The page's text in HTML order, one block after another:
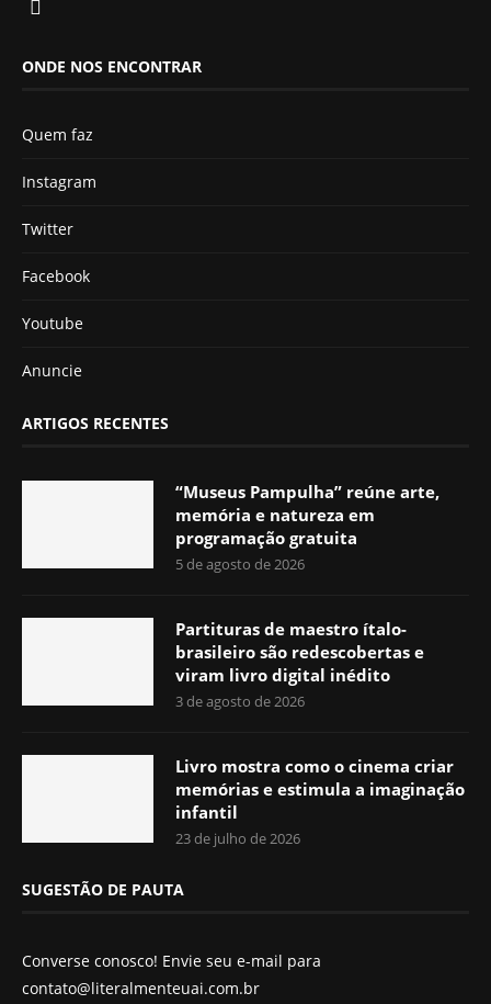
ONDE NOS ENCONTRAR
Quem faz
Instagram
Twitter
Facebook
Youtube
Anuncie
ARTIGOS RECENTES
“Museus Pampulha” reúne arte,
memória e natureza em
programação gratuita
5 de agosto de 2026
Partituras de maestro ítalo-
brasileiro são redescobertas e
viram livro digital inédito
3 de agosto de 2026
Livro mostra como o cinema criar
memórias e estimula a imaginação
infantil
23 de julho de 2026
SUGESTÃO DE PAUTA
Converse conosco! Envie seu e-mail para
contato@literalmenteuai.com.br